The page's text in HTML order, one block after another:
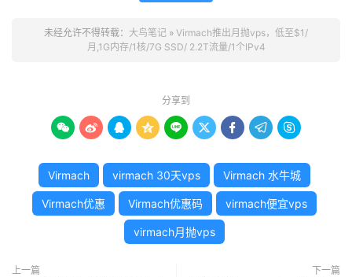
未经允许不得转载： 大鸟笔记 » Virmach推出月抛vps，低至$1/
月,1G内存/1核/7G SSD/ 2.2T流量/1个IPv4
分享到
        
Virmach virmach 30天vps Virmach 水牛城
Virmach优惠 Virmach优惠码 virmach便宜vps
virmach月抛vps
上一篇 下一篇